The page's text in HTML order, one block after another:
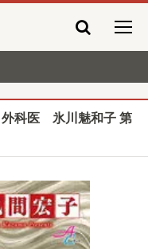
科医 氷川魅和子 第